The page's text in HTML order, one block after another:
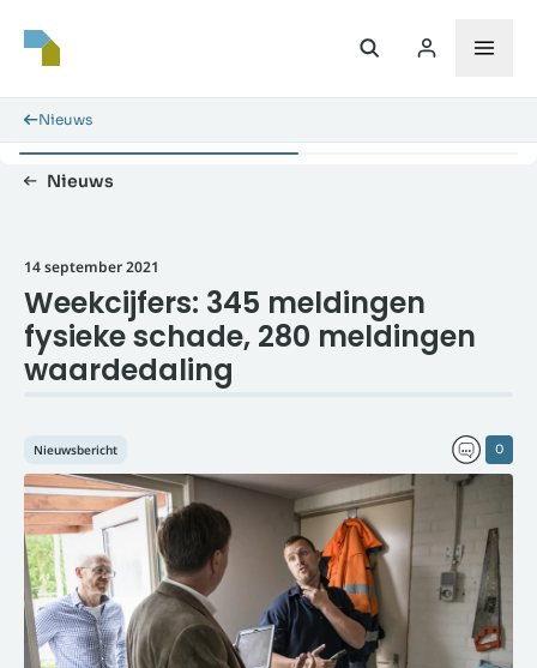
Nieuws
Nieuws
14 september 2021
Weekcijfers: 345 meldingen
fysieke schade, 280 meldingen
waardedaling
0
Nieuwsbericht